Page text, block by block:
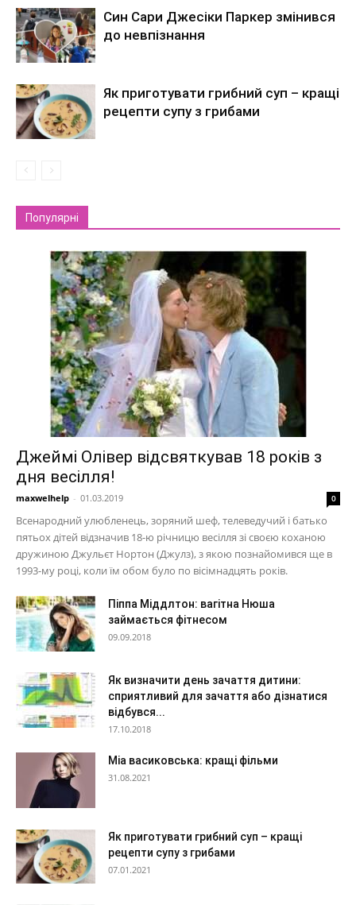
Син Сари Джесіки Паркер змінився
до невпізнання
Як приготувати грибний суп – кращі
рецепти супу з грибами
Популярні
Джеймі Олівер відсвяткував 18 років з
дня весілля!
maxwelhelp - 01.03.2019 0
Всенародний улюбленець, зоряний шеф, телеведучий і батько
пятьох дітей відзначив 18-ю річницю весілля зі своєю коханою
дружиною Джульєт Нортон (Джулз), з якою познайомився ще в
1993-му році, коли їм обом було по вісімнадцять років.
Піппа Міддлтон: вагітна Нюша
займається фітнесом
09.09.2018
Як визначити день зачаття дитини:
сприятливий для зачаття або дізнатися
відбувся...
17.10.2018
Міа васиковська: кращі фільми
31.08.2021
Як приготувати грибний суп – кращі
рецепти супу з грибами
07.01.2021